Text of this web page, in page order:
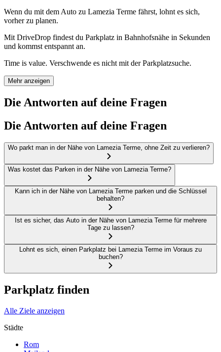
Wenn du mit dem Auto zu Lamezia Terme fährst, lohnt es sich,
vorher zu planen.
Mit DriveDrop findest du Parkplatz in Bahnhofsnähe in Sekunden
und kommst entspannt an.
Time is value. Verschwende es nicht mit der Parkplatzsuche.
Mehr anzeigen
Die Antworten auf deine Fragen
Die Antworten auf deine Fragen
Wo parkt man in der Nähe von Lamezia Terme, ohne Zeit zu verlieren?
Was kostet das Parken in der Nähe von Lamezia Terme?
Kann ich in der Nähe von Lamezia Terme parken und die Schlüssel
behalten?
Ist es sicher, das Auto in der Nähe von Lamezia Terme für mehrere
Tage zu lassen?
Lohnt es sich, einen Parkplatz bei Lamezia Terme im Voraus zu
buchen?
Parkplatz finden
Alle Ziele anzeigen
Städte
Rom